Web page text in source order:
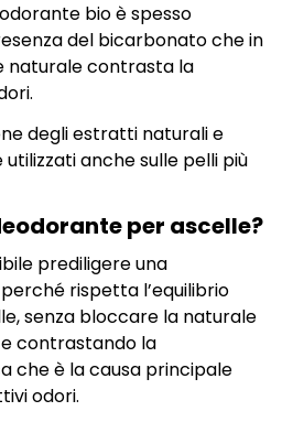
bio è spesso
del bicarbonato che in
contrasta la
degli estratti naturali e
anche sulle pelli più
per ascelle?
prediligere una
rispetta l’equilibrio
senza bloccare la naturale
contrastando la
che è la causa principale
odori.